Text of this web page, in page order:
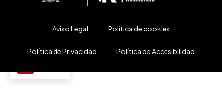
Aviso Legal Política de cookies
Política de Privacidad Política de Accesibilidad